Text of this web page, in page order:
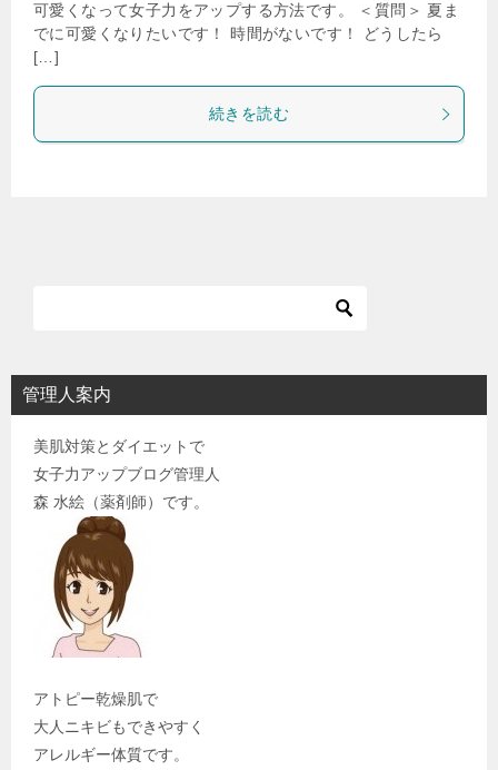
可愛くなって女子力をアップする方法です。 ＜質問＞ 夏ま
でに可愛くなりたいです！ 時間がないです！ どうしたら
[…]
続きを読む
管理人案内
美肌対策とダイエットで
女子力アップブログ管理人
森 水絵（薬剤師）です。
アトピー乾燥肌で
大人ニキビもできやすく
アレルギー体質です。